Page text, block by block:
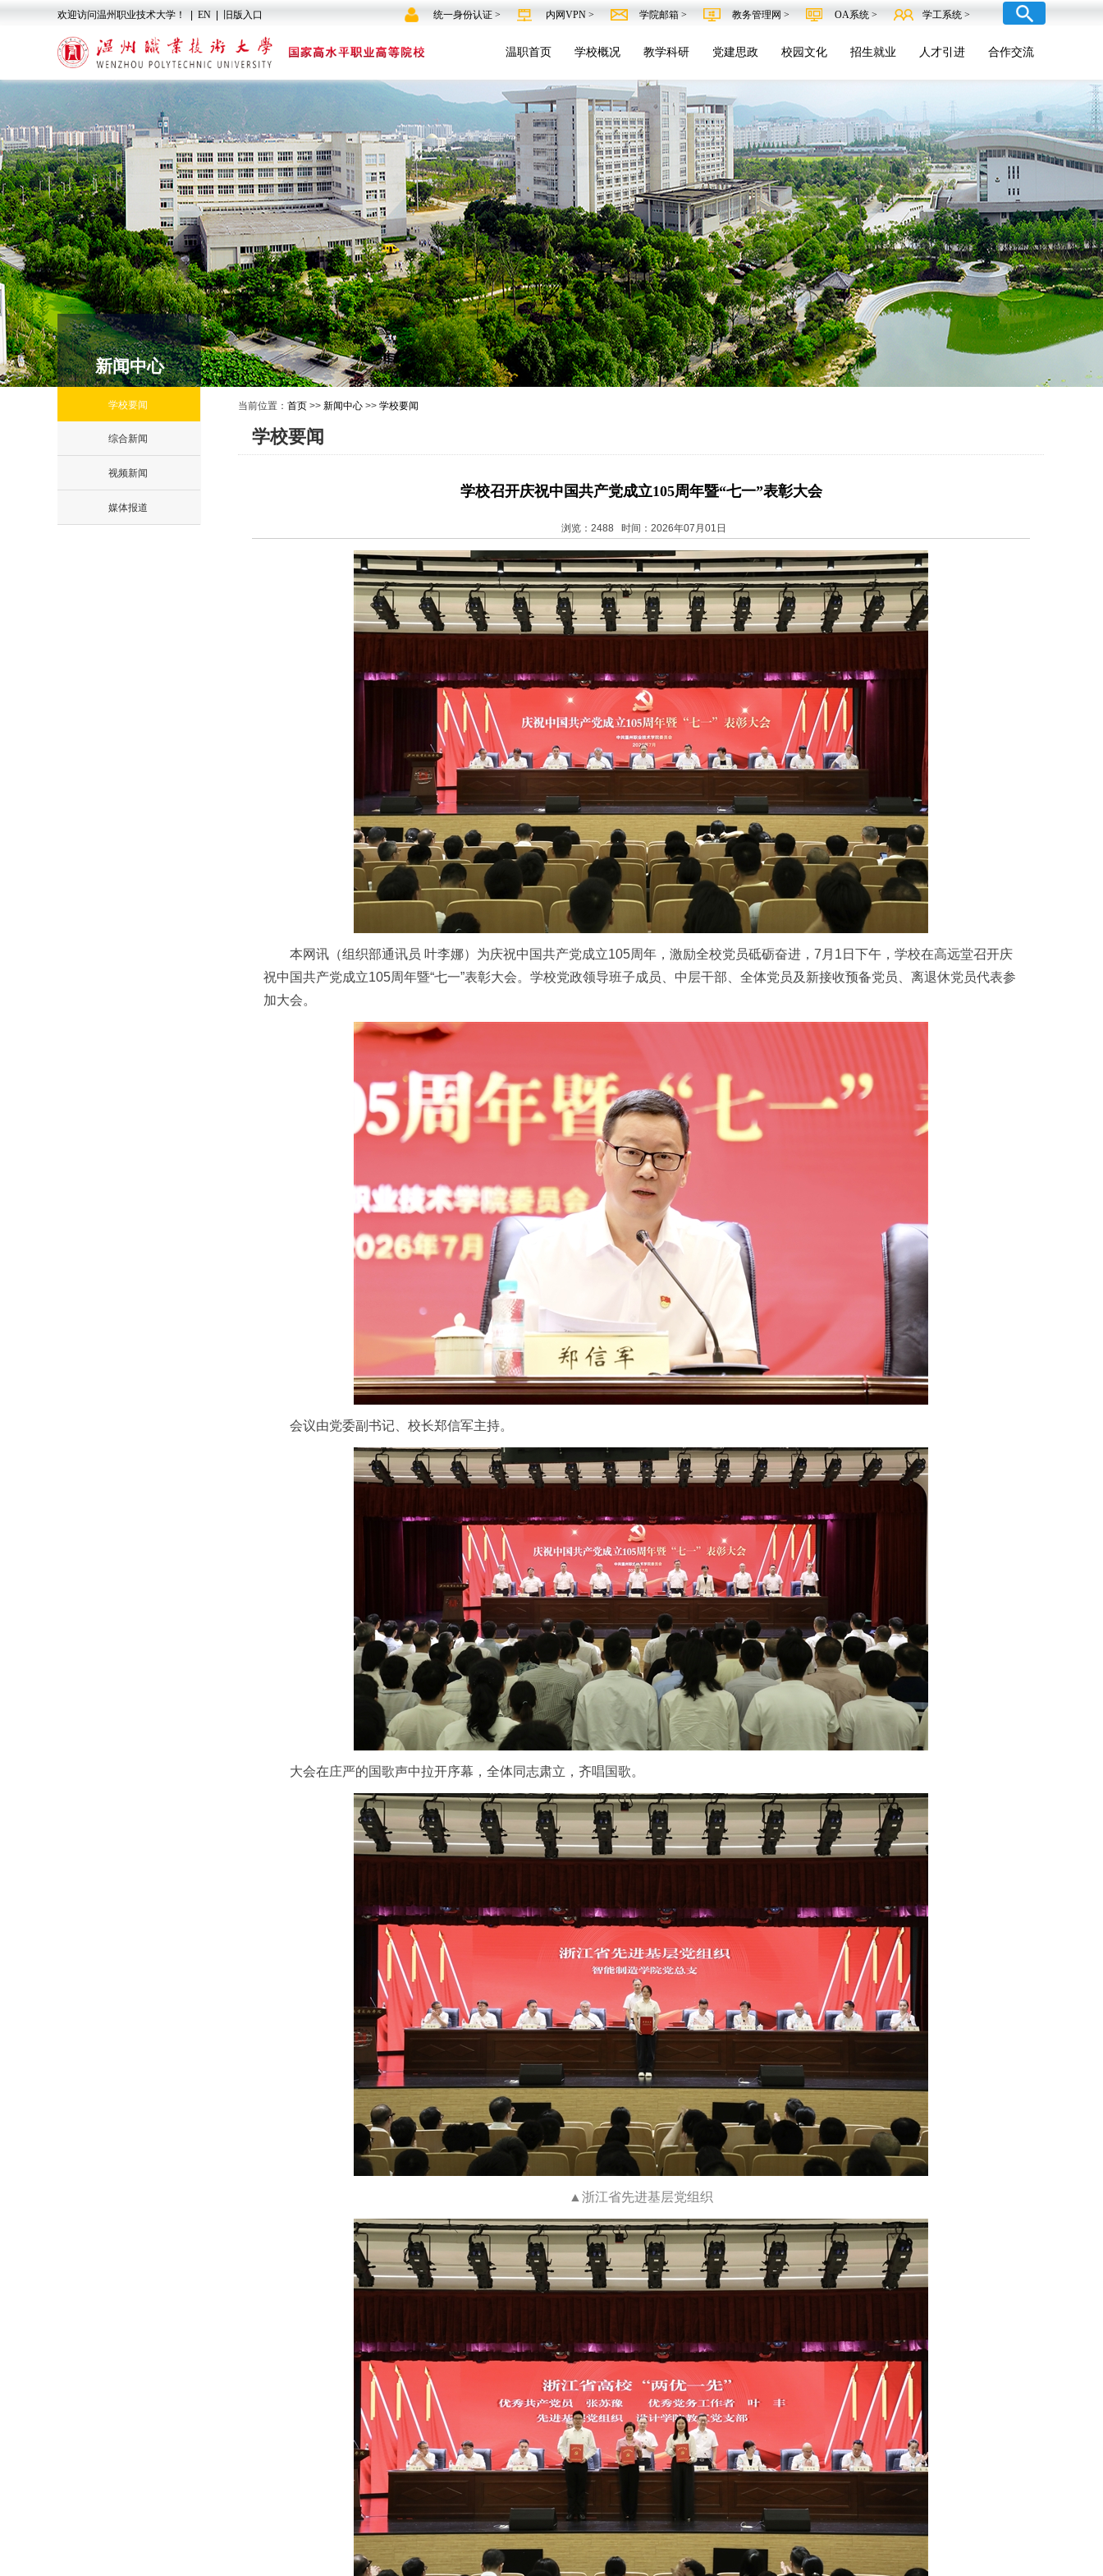
欢迎访问温州职业技术大学！ EN 旧版入口 统一身份认证 > 内网VPN > 学院邮箱 > 教务管理网 > OA系统 > 学工系统 >
温职首页 学校概况 教学科研 党建思政 校园文化 招生就业 人才引进 合作交流
新闻中心
学校要闻
综合新闻
视频新闻
媒体报道
当前位置： 首页 >> 新闻中心 >> 学校要闻
学校要闻
学校召开庆祝中国共产党成立105周年暨“七一”表彰大会
浏览：2488 时间：2026年07月01日
本网讯（组织部通讯员 叶李娜）为庆祝中国共产党成立105周年，激励全校党员砥砺奋进，7月1日下午，学校在高远堂召开庆
祝中国共产党成立105周年暨“七一”表彰大会。学校党政领导班子成员、中层干部、全体党员及新接收预备党员、离退休党员代表参
加大会。
会议由党委副书记、校长郑信军主持。
大会在庄严的国歌声中拉开序幕，全体同志肃立，齐唱国歌。
▲浙江省先进基层党组织